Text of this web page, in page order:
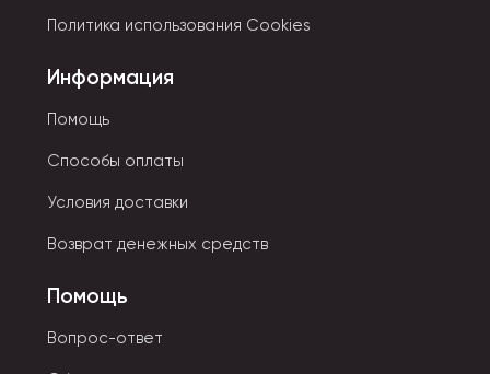
Политика использования Cookies
Информация
Помощь
Способы оплаты
Условия доставки
Возврат денежных средств
Помощь
Вопрос-ответ